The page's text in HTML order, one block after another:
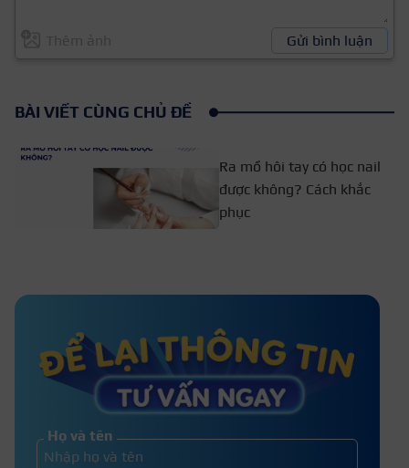
Gửi bình luận
BÀI VIẾT CÙNG CHỦ ĐỀ
Ra mồ hôi tay có học nail
được không? Cách khắc
phục
Các bước học vẽ móng cơ bản cho
người mới – Kèm video
Họ và tên